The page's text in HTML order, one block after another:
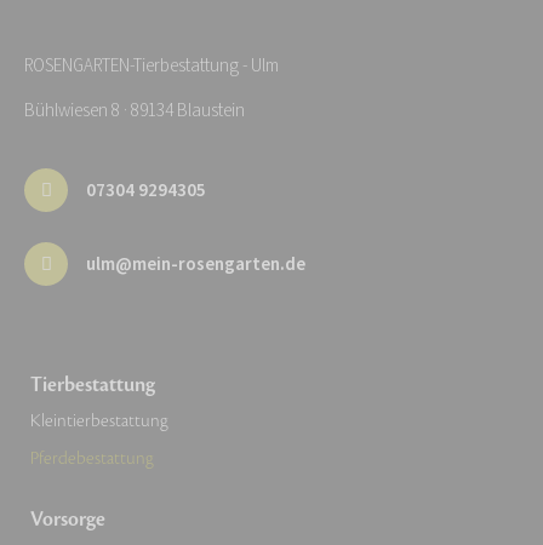
ROSENGARTEN-Tierbestattung - Ulm
Bühlwiesen 8 · 89134 Blaustein
07304 9294305
ulm@mein-rosengarten.de
Tierbestattung
Kleintierbestattung
Pferdebestattung
Vorsorge